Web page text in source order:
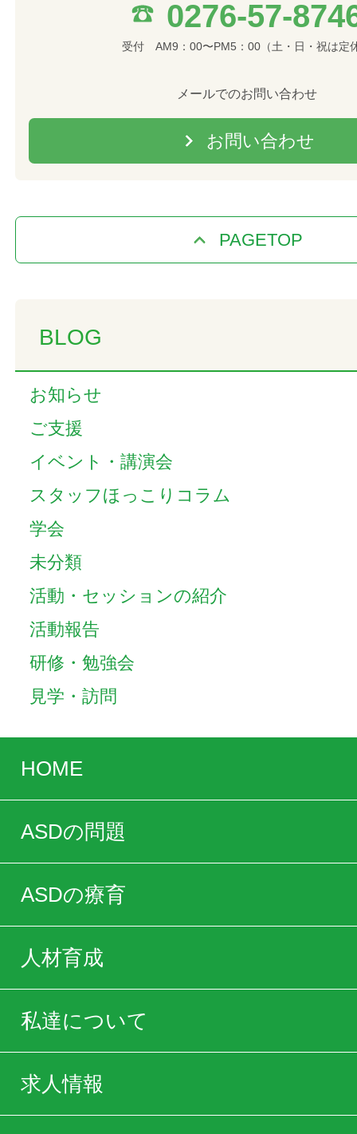
0276-57-
受付 AM9：00〜PM5：00（土・日・祝は定
メールでのお問い合わせ
お問い合わせ
PAGETOP
BLOG
お知らせ
ご支援
イベント・講演会
スタッフほっこりコラム
学会
未分類
活動・セッションの紹介
活動報告
研修・勉強会
見学・訪問
HOME
ASDの問題
ASDの療育
人材育成
私達について
求人情報